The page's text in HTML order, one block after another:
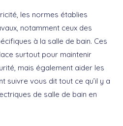
les normes établies
notamment ceux des
à la salle de bain. Ces
surtout pour maintenir
mais également aider les
suivre vous dit tout ce qu’il y a
de salle de bain en